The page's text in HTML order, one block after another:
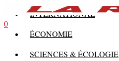
INTERNATIONAL
ÉCONOMIE
SCIENCES & ÉCOLOGIE
0